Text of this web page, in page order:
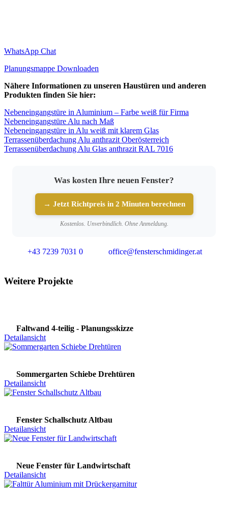
WhatsApp Chat
Planungsmappe Downloaden
Nähere Informationen zu unseren Haustüren und anderen
Produkten finden Sie hier:
Nebeneingangstüre in Aluminium – Farbe weiß für Firma
Nebeneingangstüre Alu nach Maß
Nebeneingangstüre in Alu weiß mit klarem Glas
Terrassenüberdachung Alu anthrazit Oberösterreich
Terrassenüberdachung Alu Glas anthrazit RAL 7016
Was kosten Ihre neuen Fenster?
→ Jetzt Richtpreis in 2 Minuten berechnen
Kostenlos. Unverbindlich. Ohne Anmeldung.
+43 7239 7031 0 office@fensterschmidinger.at
Weitere Projekte
Faltwand 4-teilig - Planungsskizze
Detailansicht
Sommergarten Schiebe Drehtüren
Detailansicht
Fenster Schallschutz Altbau
Detailansicht
Neue Fenster für Landwirtschaft
Detailansicht